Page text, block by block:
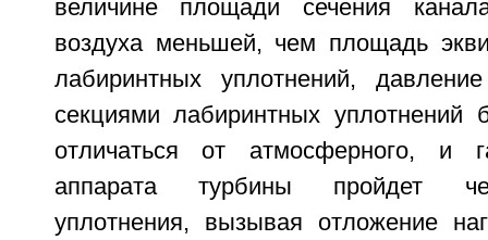
величине площади сечения
воздуха меньшей, чем площадь
лабиринтных уплотнений,
секциями лабиринтных уплотнений
отличаться от атмосферного, и
аппарата турбины пройдет
уплотнения, вызывая отложение